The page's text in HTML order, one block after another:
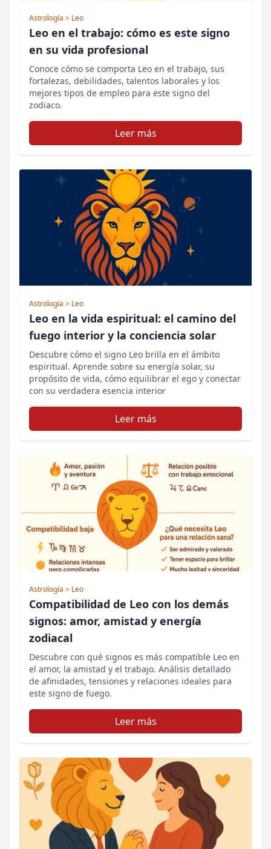
Astrología > Leo
Leo en el trabajo: cómo es este signo
en su vida profesional
Conoce cómo se comporta Leo en el trabajo, sus
fortalezas, debilidades, talentos laborales y los
mejores tipos de empleo para este signo del
zodiaco.
Leer más
Astrología > Leo
Leo en la vida espiritual: el camino del
fuego interior y la conciencia solar
Descubre cómo el signo Leo brilla en el ámbito
espiritual. Aprende sobre su energía solar, su
propósito de vida, cómo equilibrar el ego y conectar
con su verdadera esencia interior
Leer más
Astrología > Leo
Compatibilidad de Leo con los demás
signos: amor, amistad y energía
zodiacal
Descubre con qué signos es más compatible Leo en
el amor, la amistad y el trabajo. Análisis detallado
de afinidades, tensiones y relaciones ideales para
este signo de fuego.
Leer más